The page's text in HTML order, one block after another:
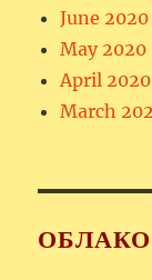
June 2020
May 2020
April 2020
March